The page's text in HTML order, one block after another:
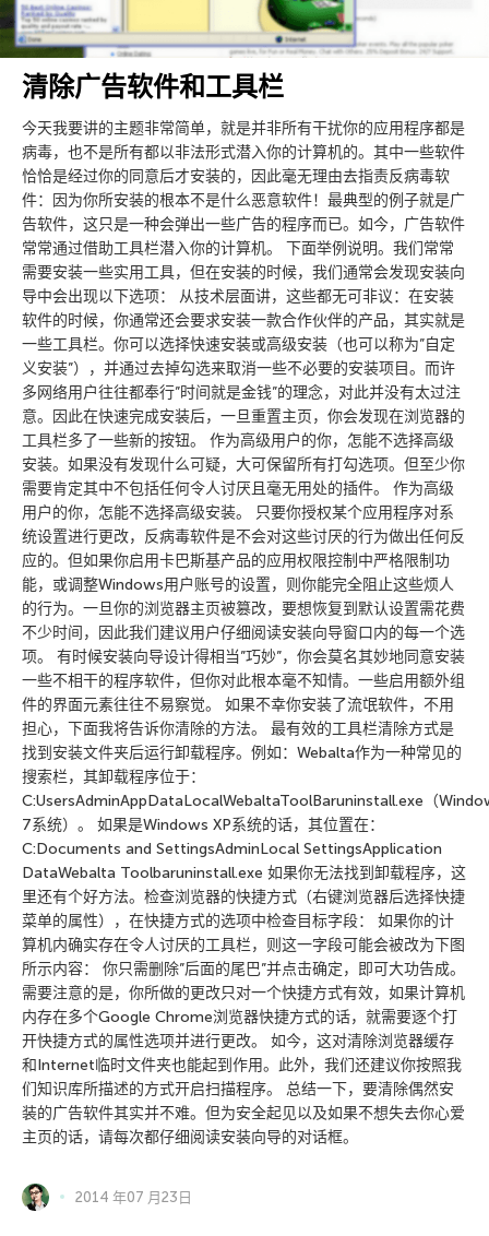
清除广告软件和工具栏
今天我要讲的主题非常简单，就是并非所有干扰你的应用程序都是
病毒，也不是所有都以非法形式潜入你的计算机的。其中一些软件
恰恰是经过你的同意后才安装的，因此毫无理由去指责反病毒软
件：因为你所安装的根本不是什么恶意软件！最典型的例子就是广
告软件，这只是一种会弹出一些广告的程序而已。如今，广告软件
常常通过借助工具栏潜入你的计算机。 下面举例说明。我们常常
需要安装一些实用工具，但在安装的时候，我们通常会发现安装向
导中会出现以下选项： 从技术层面讲，这些都无可非议：在安装
软件的时候，你通常还会要求安装一款合作伙伴的产品，其实就是
一些工具栏。你可以选择快速安装或高级安装（也可以称为”自定
义安装”），并通过去掉勾选来取消一些不必要的安装项目。而许
多网络用户往往都奉行”时间就是金钱”的理念，对此并没有太过注
意。因此在快速完成安装后，一旦重置主页，你会发现在浏览器的
工具栏多了一些新的按钮。 作为高级用户的你，怎能不选择高级
安装。如果没有发现什么可疑，大可保留所有打勾选项。但至少你
需要肯定其中不包括任何令人讨厌且毫无用处的插件。 作为高级
用户的你，怎能不选择高级安装。 只要你授权某个应用程序对系
统设置进行更改，反病毒软件是不会对这些讨厌的行为做出任何反
应的。但如果你启用卡巴斯基产品的应用权限控制中严格限制功
能，或调整Windows用户账号的设置，则你能完全阻止这些烦人
的行为。一旦你的浏览器主页被篡改，要想恢复到默认设置需花费
不少时间，因此我们建议用户仔细阅读安装向导窗口内的每一个选
项。 有时候安装向导设计得相当”巧妙”，你会莫名其妙地同意安装
一些不相干的程序软件，但你对此根本毫不知情。一些启用额外组
件的界面元素往往不易察觉。 如果不幸你安装了流氓软件，不用
担心，下面我将告诉你清除的方法。 最有效的工具栏清除方式是
找到安装文件夹后运行卸载程序。例如：Webalta作为一种常见的
搜索栏，其卸载程序位于：
C:UsersAdminAppDataLocalWebaltaToolBaruninstall.exe（
7系统）。 如果是Windows XP系统的话，其位置在：
C:Documents and SettingsAdminLocal SettingsApplication
DataWebalta Toolbaruninstall.exe 如果你无法找到卸载程序，这
里还有个好方法。检查浏览器的快捷方式（右键浏览器后选择快捷
菜单的属性），在快捷方式的选项中检查目标字段： 如果你的计
算机内确实存在令人讨厌的工具栏，则这一字段可能会被改为下图
所示内容： 你只需删除”后面的尾巴”并点击确定，即可大功告成。
需要注意的是，你所做的更改只对一个快捷方式有效，如果计算机
内存在多个Google Chrome浏览器快捷方式的话，就需要逐个打
开快捷方式的属性选项并进行更改。 如今，这对清除浏览器缓存
和Internet临时文件夹也能起到作用。此外，我们还建议你按照我
们知识库所描述的方式开启扫描程序。 总结一下，要清除偶然安
装的广告软件其实并不难。但为安全起见以及如果不想失去你心爱
主页的话，请每次都仔细阅读安装向导的对话框。
2014 年07 月23日